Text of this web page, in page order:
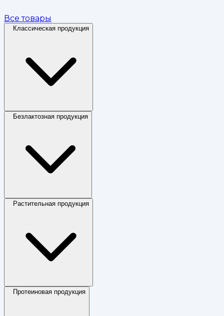
Все товары
Классическая продукция
Безлактозная продукция
Растительная продукция
Протеиновая продукция